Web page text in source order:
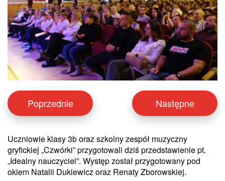
Poprzednie Następne
Uczniowie klasy 3b oraz szkolny zespół muzyczny
gryfickiej „Czwórki” przygotowali dziś przedstawienie pt.
„Idealny nauczyciel”. Występ został przygotowany pod
okiem Natalii Dukiewicz oraz Renaty Zborowskiej.